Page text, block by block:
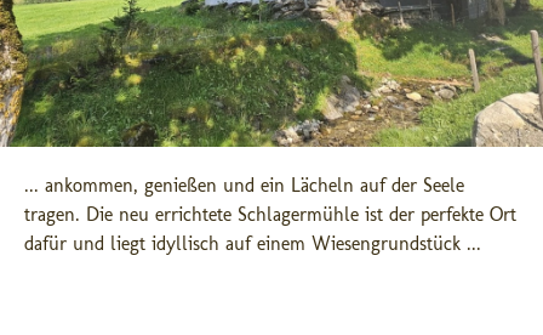
... ankommen, genießen und ein Lächeln auf der Seele
tragen. Die neu errichtete Schlagermühle ist der perfekte Ort
dafür und liegt idyllisch auf einem Wiesengrundstück ...